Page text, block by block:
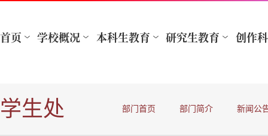
学生处 部门首页 部门简介 新闻公